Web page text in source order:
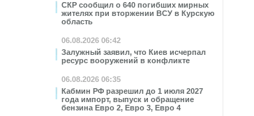
СКР сообщил о 640 погибших мирных
жителях при вторжении ВСУ в Курскую
область
06.08.2026 06:42
Залужный заявил, что Киев исчерпал
ресурс вооружений в конфликте
06.08.2026 06:35
Кабмин РФ разрешил до 1 июля 2027
года импорт, выпуск и обращение
бензина Евро 2, Евро 3, Евро 4